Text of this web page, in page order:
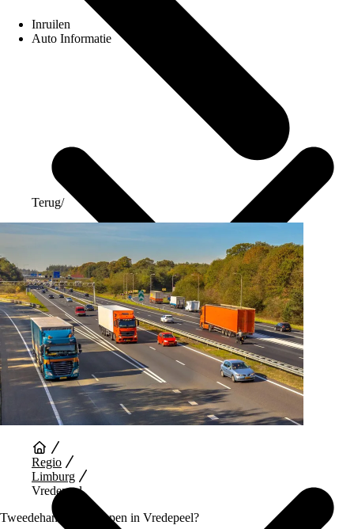
Inruilen
Auto Informatie
Auto Diensten
Terug/
Regio
Limburg
Vredepeel
Tweedehands auto kopen in Vredepeel?